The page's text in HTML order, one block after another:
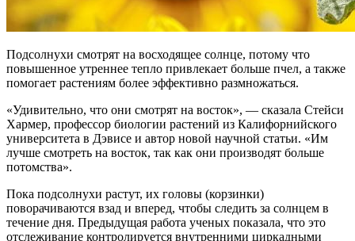
Подсолнухи смотрят на восходящее солнце, потому что
повышенное утреннее тепло привлекает больше пчел, а также
помогает растениям более эффективно размножаться.
«Удивительно, что они смотрят на восток», — сказала Стейси
Хармер, профессор биологии растений из Калифорнийского
университета в Дэвисе и автор новой научной статьи. «Им
лучше смотреть на восток, так как они производят больше
потомства».
Пока подсолнухи растут, их головы (корзинки)
поворачиваются взад и вперед, чтобы следить за солнцем в
течение дня. Предыдущая работа ученых показала, что это
отслеживание контролируется внутренними циркадными